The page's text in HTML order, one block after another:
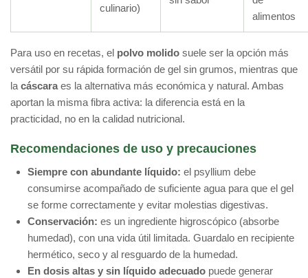
culinario)
alimentos
Para uso en recetas, el polvo molido suele ser la opción más
versátil por su rápida formación de gel sin grumos, mientras que
la cáscara es la alternativa más económica y natural. Ambas
aportan la misma fibra activa: la diferencia está en la
practicidad, no en la calidad nutricional.
Recomendaciones de uso y precauciones
Siempre con abundante líquido: el psyllium debe
consumirse acompañado de suficiente agua para que el gel
se forme correctamente y evitar molestias digestivas.
Conservación: es un ingrediente higroscópico (absorbe
humedad), con una vida útil limitada. Guardalo en recipiente
hermético, seco y al resguardo de la humedad.
En dosis altas y sin líquido adecuado puede generar